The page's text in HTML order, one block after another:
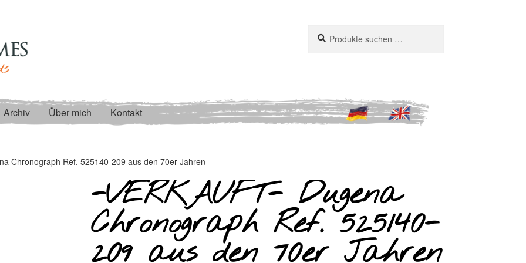
nach:
Archiv Über mich Kontakt
Chronograph Ref. 525140-209 aus den 70er Jahren
-VERKAUFT- Dugena
Chronograph Ref. 525140-
209 aus den 70er Jahren